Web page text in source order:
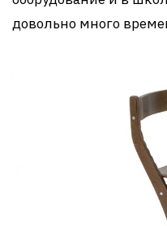
довольно много